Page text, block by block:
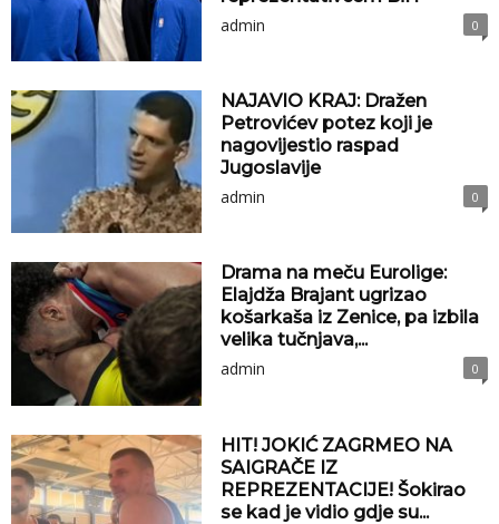
admin
0
NAJAVIO KRAJ: Dražen
Petrovićev potez koji je
nagovijestio raspad
Jugoslavije
admin
0
Drama na meču Eurolige:
Elajdža Brajant ugrizao
košarkaša iz Zenice, pa izbila
velika tučnjava,...
admin
0
HIT! JOKIĆ ZAGRMEO NA
SAIGRAČE IZ
REPREZENTACIJE! Šokirao
se kad je vidio gdje su...